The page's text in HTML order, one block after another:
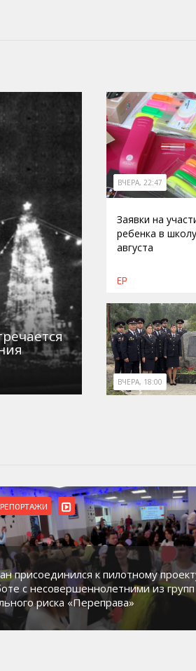
ВЧЕРА, 22:47
Заявки на
ребенка в
августа
ЕР
ВЧЕРА, 18:00
присоединился к пилотному
с несовершеннолетними из групп
риска «Переправа»